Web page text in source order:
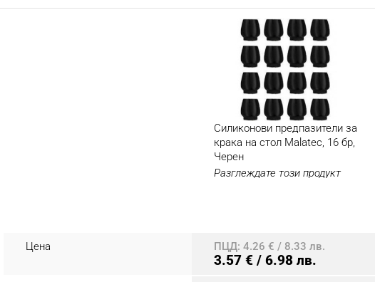
Силиконови предпазители за
крака на стол Malatec, 16 бр,
Черен
Разглеждате този продукт
Цена ПЦД: 4.26 € / 8.33 лв.
3.57 € / 6.98 лв.